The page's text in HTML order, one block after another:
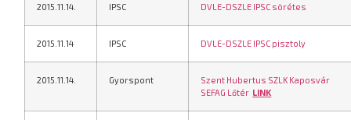
2015.11.14. IPSC DVLE-DSZLE IPSC sörétes
2015.11.14 IPSC DVLE-DSZLE IPSC pisztoly
2015.11.14. Gyorspont
Szent Hubertus SZLK Kaposvár
SEFAG Lőtér LINK